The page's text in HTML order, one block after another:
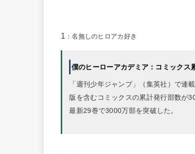
1 : 名無しのヒロアカ好き
僕のヒーローアカデミア：コミック
「週刊少年ジャンプ」（集英社）で連
版を含むコミックスの累計発行部数が
最新29巻で3000万部を突破した。